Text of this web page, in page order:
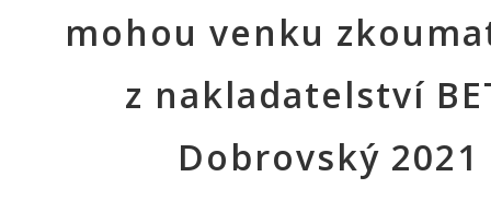
mohou venku
z nakladatelství
Dobrovský 2021